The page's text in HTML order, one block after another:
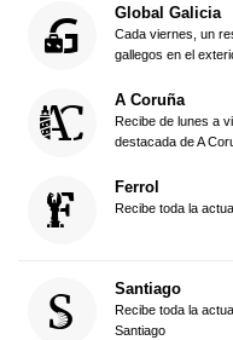
Global Galicia
Cada viernes, un
gallegos en el
A Coruña
Recibe de lunes a
destacada de A
Ferrol
Recibe toda la
Santiago
Recibe toda la
Santiago